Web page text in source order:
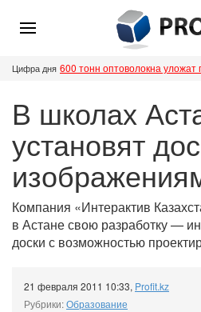
Цифра дня 600 тонн оптоволокна
В школах
установят
Компания «Интерактив
в Астане свою разработку —
доски с возможностью
21 февраля 2011 10:33, Profit.kz
Рубрики:Образование